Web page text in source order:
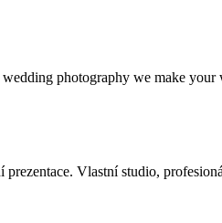
photography we make your
Vlastní studio,